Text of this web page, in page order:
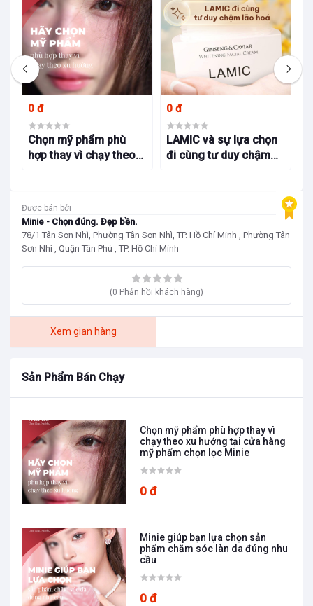
Được bán bởi
Minie - Chọn đúng. Đẹp bền.
78/1 Tân Sơn Nhì, Phường Tân Sơn Nhì, TP. Hồ Chí Minh , Phường Tân
Sơn Nhì , Quận Tân Phú , TP. Hồ Chí Minh
(0 Phản hồi khách hàng)
Xem gian hàng
Sản Phẩm Bán Chạy
Chọn mỹ phẩm phù hợp thay vì
chạy theo xu hướng tại cửa hàng
mỹ phẩm chọn lọc Minie
0 đ
Minie giúp bạn lựa chọn sản
phẩm chăm sóc làn da đúng nhu
cầu
0 đ
0 đ
Chọn mỹ phẩm phù
hợp thay vì chạy theo
Minie
0 đ
LAMIC và sự lựa chọn
đi cùng tư duy chậm